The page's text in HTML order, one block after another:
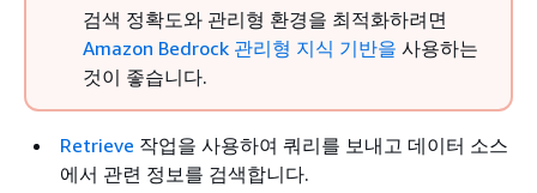
검색 정확도와 관리형 환경을 최적화하려면
Amazon Bedrock 관리형 지식 기반을 사용하는
것이 좋습니다.
Retrieve 작업을 사용하여 쿼리를 보내고 데이터 소스
에서 관련 정보를 검색합니다.